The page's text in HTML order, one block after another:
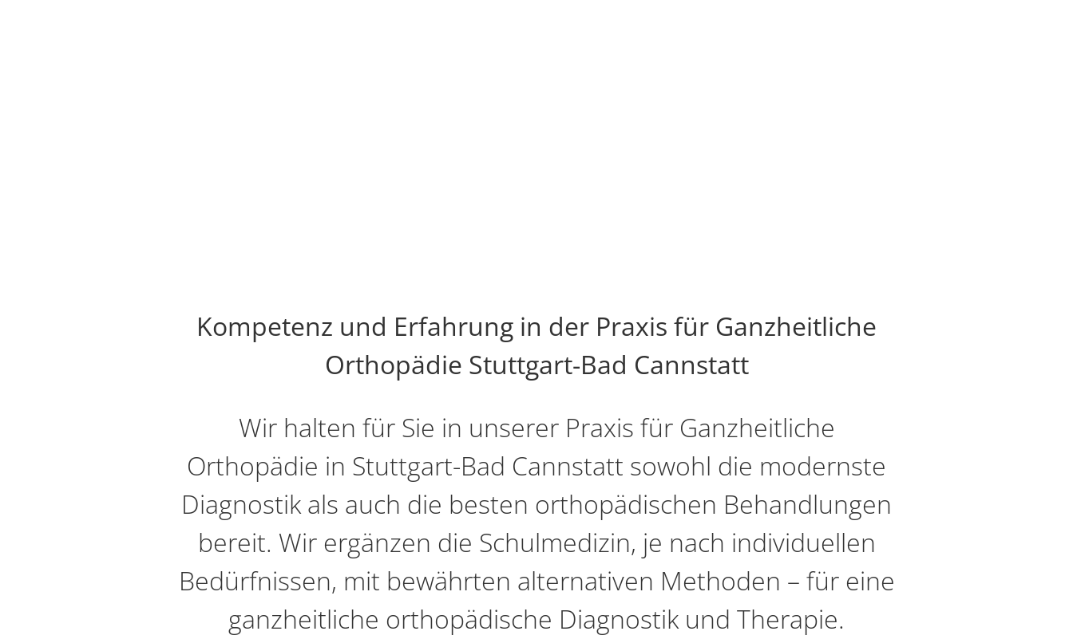
Kompetenz und Erfahrung in der Praxis für Ganzheitliche
Orthopädie Stuttgart-Bad Cannstatt
Wir halten für Sie in unserer Praxis für Ganzheitliche
Orthopädie in Stuttgart-Bad Cannstatt sowohl die modernste
Diagnostik als auch die besten orthopädischen Behandlungen
bereit. Wir ergänzen die Schulmedizin, je nach individuellen
Bedürfnissen, mit bewährten alternativen Methoden – für eine
ganzheitliche orthopädische Diagnostik und Therapie.